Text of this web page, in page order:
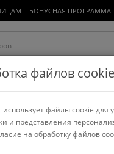
БОНУСНАЯ ПРОГРАММА
Работа и офис Авто и
файлов cookie
файлы cookie для
и представления
на обработку файлов